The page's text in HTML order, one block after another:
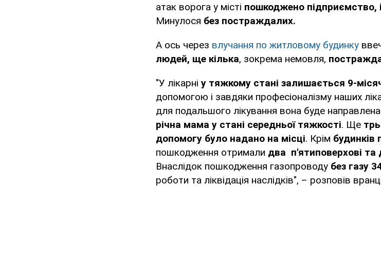
атак ворога у місті пошкоджено підприємство,
Минулося без постраждалих.
А ось через влучання по житловому будинку
людей, ще кілька, зокрема немовля,
"У лікарні у тяжкому стані залишається 9-
допомогою і завдяки професіоналізму наших
для подальшого лікування вона буде
річна мама у стані середньої тяжкості. Ще
допомогу було надано на місці. Крім будинків
пошкодження отримали два п'ятиповерхові та
Внаслідок пошкодження газопроводу без газу
роботи та ліквідація наслідків", – розповів